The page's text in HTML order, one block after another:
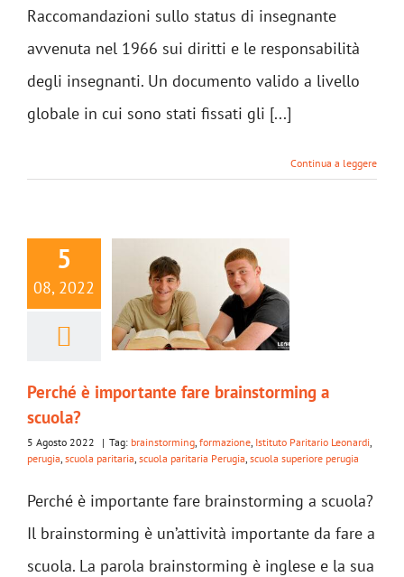
Raccomandazioni sullo status di insegnante
avvenuta nel 1966 sui diritti e le responsabilità
degli insegnanti. Un documento valido a livello
globale in cui sono stati fissati gli [...]
Continua a leggere
5
08, 2022
Perché è importante fare brainstorming a
scuola?
5 Agosto 2022 | Tag: brainstorming formazione Istituto Paritario Leonardi
perugia scuola paritaria scuola paritaria Perugia scuola superiore perugia
Perché è importante fare brainstorming a scuola?
Il brainstorming è un’attività importante da fare a
scuola. La parola brainstorming è inglese e la sua